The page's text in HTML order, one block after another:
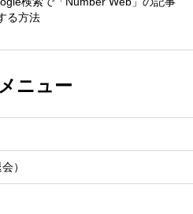
る方法
ニュー
）